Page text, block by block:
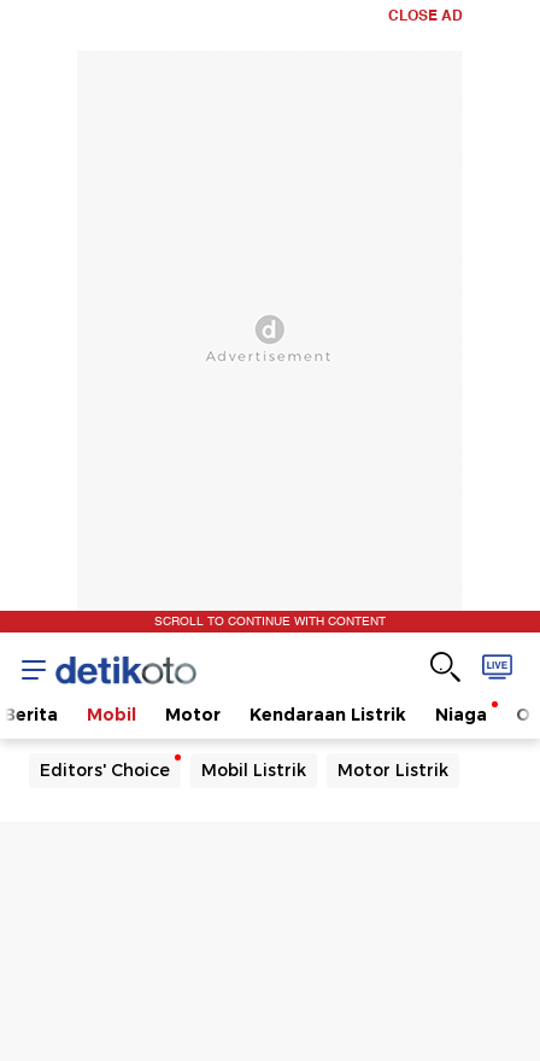
CLOSE AD
SCROLL TO CONTINUE WITH CONTENT
Berita Mobil Motor Kendaraan Listrik Niaga
Editors' Choice Mobil Listrik Motor Listrik